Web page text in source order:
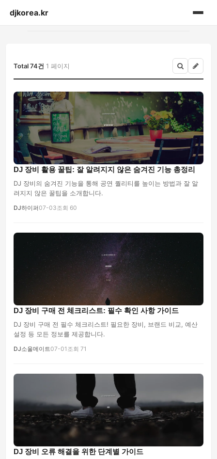
djkorea.kr
음향설비
Total 74건 1 페이지
DJ 장비 활용 꿀팁: 잘 알려지지 않은 숨겨진 기능 총정리
DJ 장비의 숨겨진 기능을 통해 공연 퀄리티를 높이는 방법과 잘 알
려지지 않은 꿀팁을 소개합니다.
DJ하이퍼07-03조회 60
DJ 장비 구매 전 체크리스트: 필수 확인 사항 가이드
DJ 장비 구매 전 필수 체크리스트! 필요한 장비, 브랜드 비교, 예산
설정 등 모든 정보를 제공합니다.
DJ소울메이트07-01 조회 71
DJ 장비 오류 해결을 위한 단계별 가이드